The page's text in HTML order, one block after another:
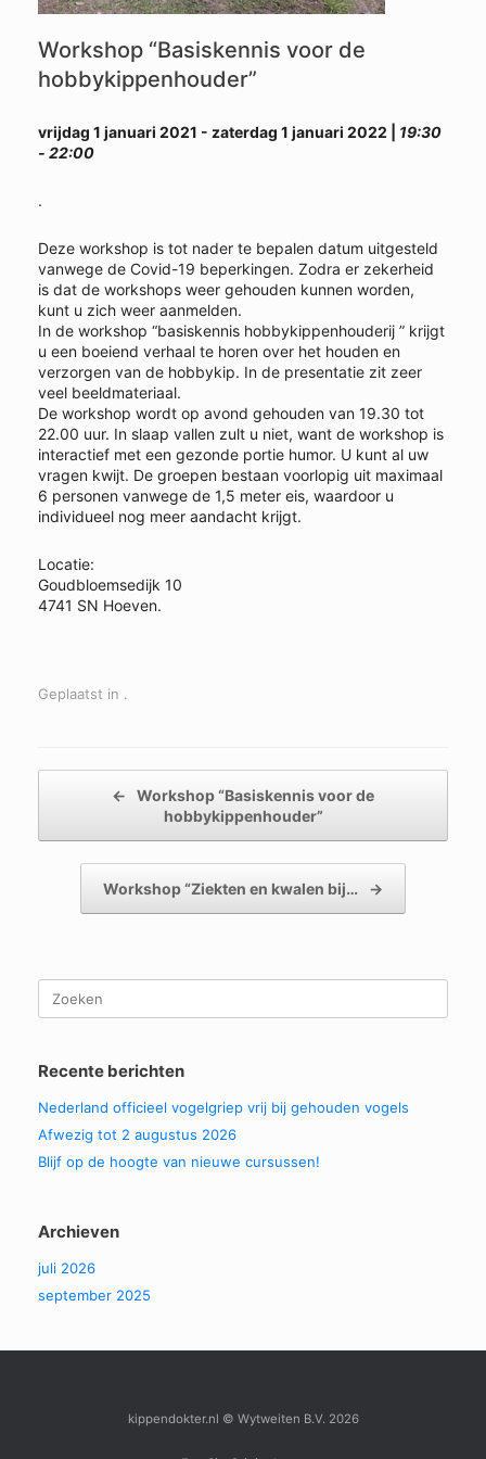
Workshop “Basiskennis voor de
hobbykippenhouder”
vrijdag 1 januari 2021 - zaterdag 1 januari 2022 | 19:30
- 22:00
.
Deze workshop is tot nader te bepalen datum uitgesteld
vanwege de Covid-19 beperkingen. Zodra er zekerheid
is dat de workshops weer gehouden kunnen worden,
kunt u zich weer aanmelden.
In de workshop “basiskennis hobbykippenhouderij ” krijgt
u een boeiend verhaal te horen over het houden en
verzorgen van de hobbykip. In de presentatie zit zeer
veel beeldmateriaal.
De workshop wordt op avond gehouden van 19.30 tot
22.00 uur. In slaap vallen zult u niet, want de workshop is
interactief met een gezonde portie humor. U kunt al uw
vragen kwijt. De groepen bestaan voorlopig uit maximaal
6 personen vanwege de 1,5 meter eis, waardoor u
individueel nog meer aandacht krijgt.
Locatie:
Goudbloemsedijk 10
4741 SN Hoeven.
Geplaatst in .
Bericht navigatie
←
Workshop “Basiskennis voor de
hobbykippenhouder”
Workshop “Ziekten en kwalen bij… →
naar:
Recente berichten
Nederland officieel vogelgriep vrij bij gehouden vogels
Afwezig tot 2 augustus 2026
Blijf op de hoogte van nieuwe cursussen!
Archieven
juli 2026
september 2025
kippendokter.nl © Wytweiten B.V. 2026